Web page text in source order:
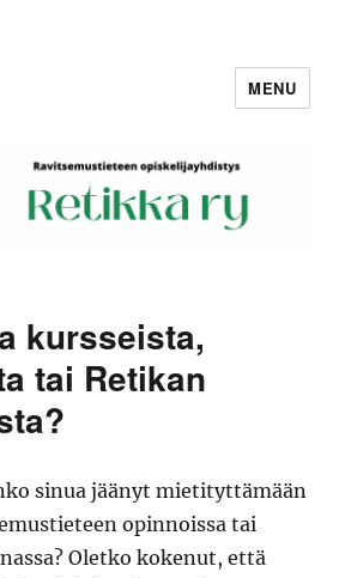
MENU
kursseista,
tai Retikan
sinua jäänyt mietityttämään
opinnoissa tai
Oletko kokenut, että